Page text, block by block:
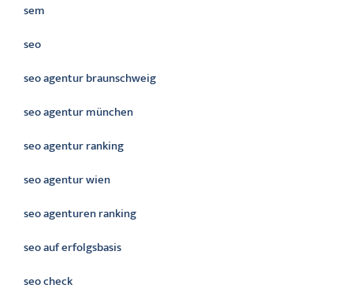
sem
seo
seo agentur braunschweig
seo agentur münchen
seo agentur ranking
seo agentur wien
seo agenturen ranking
seo auf erfolgsbasis
seo check